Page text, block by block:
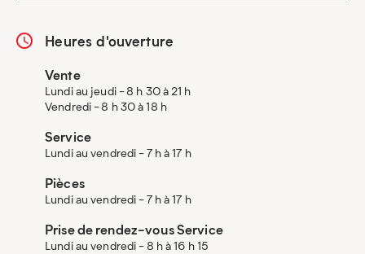
Heures d'ouverture
Vente
Lundi au jeudi - 8 h 30 à 21 h
Vendredi - 8 h 30 à 18 h
Service
Lundi au vendredi - 7 h à 17 h
Pièces
Lundi au vendredi - 7 h à 17 h
Prise de rendez-vous Service
Lundi au vendredi - 8 h à 16 h 15